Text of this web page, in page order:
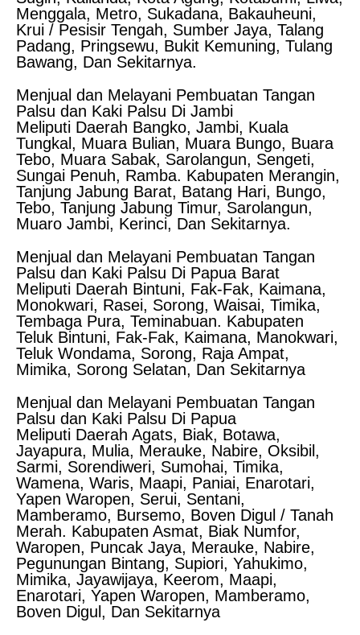
Menggala, Metro, Sukadana, Bakauheuni,
Krui / Pesisir Tengah, Sumber Jaya, Talang
Padang, Pringsewu, Bukit Kemuning, Tulang
Bawang, Dan Sekitarnya.
Menjual dan Melayani Pembuatan Tangan
Palsu dan Kaki Palsu Di Jambi
Meliputi Daerah Bangko, Jambi, Kuala
Tungkal, Muara Bulian, Muara Bungo, Buara
Tebo, Muara Sabak, Sarolangun, Sengeti,
Sungai Penuh, Ramba. Kabupaten Merangin,
Tanjung Jabung Barat, Batang Hari, Bungo,
Tebo, Tanjung Jabung Timur, Sarolangun,
Muaro Jambi, Kerinci, Dan Sekitarnya.
Menjual dan Melayani Pembuatan Tangan
Palsu dan Kaki Palsu Di Papua Barat
Meliputi Daerah Bintuni, Fak-Fak, Kaimana,
Monokwari, Rasei, Sorong, Waisai, Timika,
Tembaga Pura, Teminabuan. Kabupaten
Teluk Bintuni, Fak-Fak, Kaimana, Manokwari,
Teluk Wondama, Sorong, Raja Ampat,
Mimika, Sorong Selatan, Dan Sekitarnya
Menjual dan Melayani Pembuatan Tangan
Palsu dan Kaki Palsu Di Papua
Meliputi Daerah Agats, Biak, Botawa,
Jayapura, Mulia, Merauke, Nabire, Oksibil,
Sarmi, Sorendiweri, Sumohai, Timika,
Wamena, Waris, Maapi, Paniai, Enarotari,
Yapen Waropen, Serui, Sentani,
Mamberamo, Bursemo, Boven Digul / Tanah
Merah. Kabupaten Asmat, Biak Numfor,
Waropen, Puncak Jaya, Merauke, Nabire,
Pegunungan Bintang, Supiori, Yahukimo,
Mimika, Jayawijaya, Keerom, Maapi,
Enarotari, Yapen Waropen, Mamberamo,
Boven Digul, Dan Sekitarnya